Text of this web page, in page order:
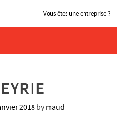
Vous êtes une entreprise ?
2018by maud